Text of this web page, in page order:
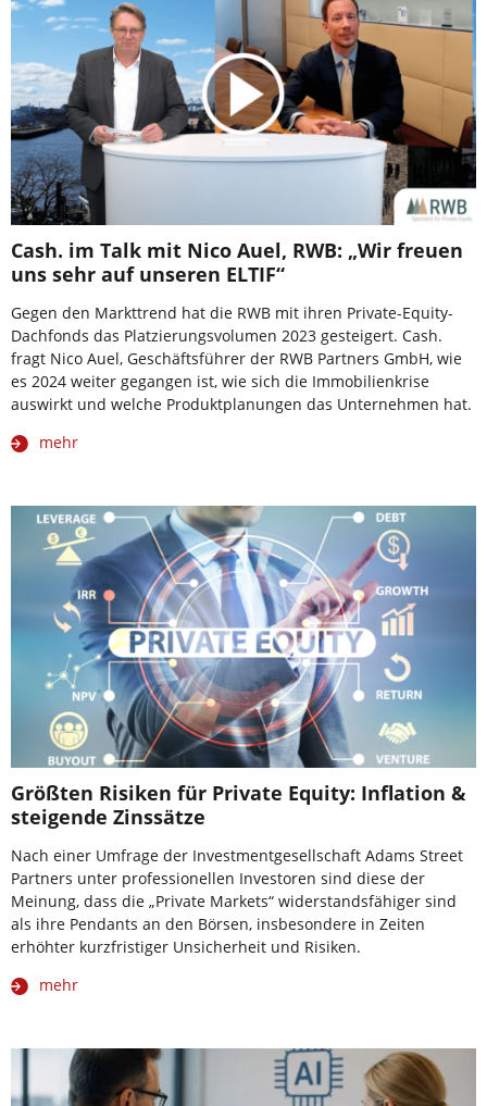
Cash. im Talk mit Nico Auel, RWB: „Wir freuen
uns sehr auf unseren ELTIF“
Gegen den Markttrend hat die RWB mit ihren Private-Equity-
Dachfonds das Platzierungsvolumen 2023 gesteigert. Cash.
fragt Nico Auel, Geschäftsführer der RWB Partners GmbH, wie
es 2024 weiter gegangen ist, wie sich die Immobilienkrise
auswirkt und welche Produktplanungen das Unternehmen hat.
mehr
Größten Risiken für Private Equity: Inflation &
steigende Zinssätze
Nach einer Umfrage der Investmentgesellschaft Adams Street
Partners unter professionellen Investoren sind diese der
Meinung, dass die „Private Markets“ widerstandsfähiger sind
als ihre Pendants an den Börsen, insbesondere in Zeiten
erhöhter kurzfristiger Unsicherheit und Risiken.
mehr